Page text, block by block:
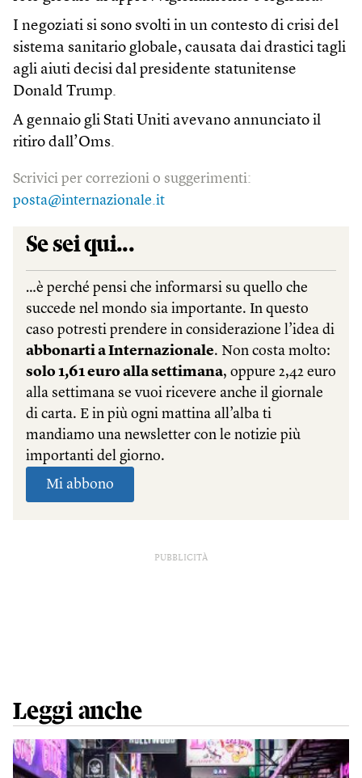
I negoziati si sono svolti in un contesto di crisi del
sistema sanitario globale, causata dai drastici tagli
agli aiuti decisi dal presidente statunitense
Donald Trump.
A gennaio gli Stati Uniti avevano annunciato il
ritiro dall’Oms.
Scrivici per correzioni o suggerimenti:
posta@internazionale.it
PUBBLICITÀ
Leggi anche